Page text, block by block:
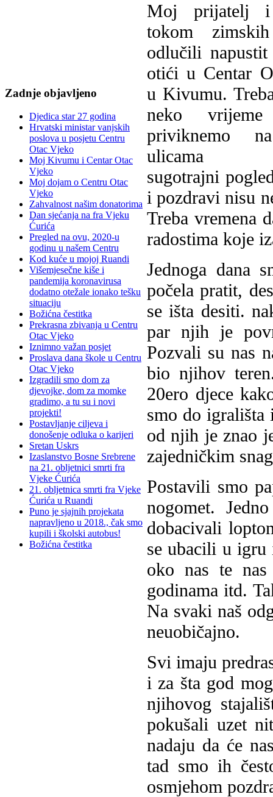
Zadnje objavljeno
Djedica star 27 godina
Hrvatski ministar vanjskih
poslova u posjetu Centru
Otac Vjeko
Moj Kivumu i Centar Otac
Vjeko
Moj dojam o Centru Otac
Vjeko
Zahvalnost našim donatorima
Dan sjećanja na fra Vjeku
Ćurića
Pregled na ovu, 2020-u
godinu u našem Centru
Kod kuće u mojoj Ruandi
Višemjesečne kiše i
pandemija koronavirusa
dodatno otežale ionako tešku
situaciju
Božićna čestitka
Prekrasna zbivanja u Centru
Otac Vjeko
Iznimno važan posjet
Proslava dana škole u Centru
Otac Vjeko
Izgradili smo dom za
djevojke, dom za momke
gradimo, a tu su i novi
projekti!
Postavljanje ciljeva i
donošenje odluka o karijeri
Sretan Uskrs
Izaslanstvo Bosne Srebrene
na 21. obljetnici smrti fra
Vjeke Ćurića
21. obljetnica smrti fra Vjeke
Ćurića u Ruandi
Puno je sjajnih projekata
napravljeno u 2018., čak smo
kupili i školski autobus!
Božićna čestitka
Moj prijatelj
tokom
odlučili
otići u Centar
u Kivumu.
neko
priviknemo
ulicama
sugotrajni
i pozdravi nisu
Treba vremena
radostima koje
Jednoga dana
počela pratit,
se išta desiti.
par njih je
Pozvali su nas
bio njihov
20ero djece
smo do igrališta
od njih je znao
zajedničkim
Postavili smo
nogomet.
dobacivali
se ubacili u igru
oko nas te nas
godinama itd.
Na svaki naš
neuobičajno.
Svi imaju
i za šta god
njihovog
pokušali uzet
nadaju da će
tad smo ih
osmjehom